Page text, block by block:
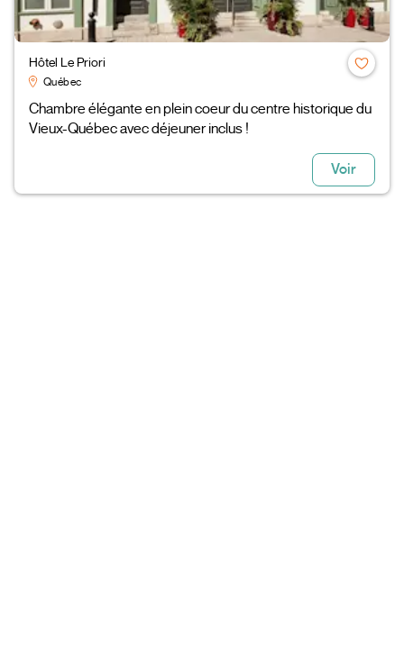
Hôtel Le Priori
Québec
Chambre élégante en plein coeur du centre historique du
Vieux-Québec avec déjeuner inclus !
Voir